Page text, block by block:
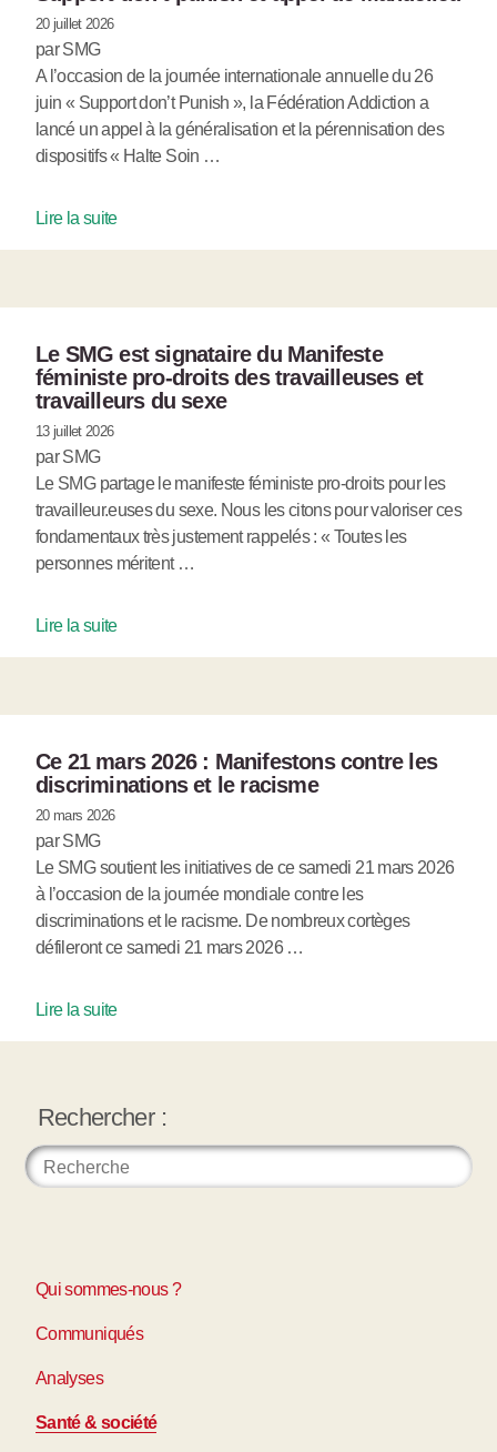
20 juillet 2026
par SMG
A l’occasion de la journée internationale annuelle du 26
juin « Support don’t Punish », la Fédération Addiction a
lancé un appel à la généralisation et la pérennisation des
dispositifs « Halte Soin …
Lire la suite
Le SMG est signataire du Manifeste
féministe pro-droits des travailleuses et
travailleurs du sexe
13 juillet 2026
par SMG
Le SMG partage le manifeste féministe pro-droits pour les
travailleur.euses du sexe. Nous les citons pour valoriser ces
fondamentaux très justement rappelés : « Toutes les
personnes méritent …
Lire la suite
Ce 21 mars 2026 : Manifestons contre les
discriminations et le racisme
20 mars 2026
par SMG
Le SMG soutient les initiatives de ce samedi 21 mars 2026
à l’occasion de la journée mondiale contre les
discriminations et le racisme. De nombreux cortèges
défileront ce samedi 21 mars 2026 …
Lire la suite
Rechercher :
Qui sommes-nous ?
Communiqués
Analyses
Santé & société